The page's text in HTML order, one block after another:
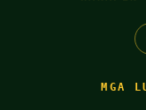
MGA